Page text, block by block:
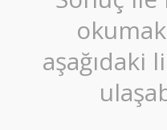
aşağıdaki